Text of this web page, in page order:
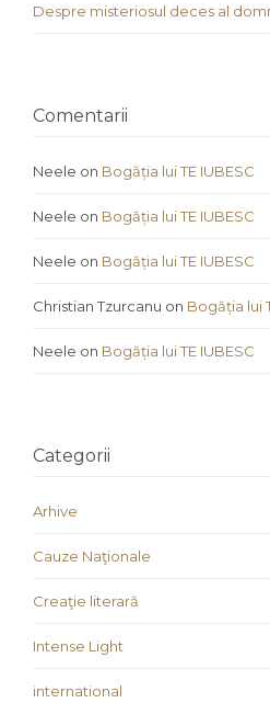
Despre misteriosul deces al
Comentarii
Neele on Bogăția lui TE IUBESC
Neele on Bogăția lui TE IUBESC
Neele on Bogăția lui TE IUBESC
Christian Tzurcanu on Bogăția lui
Neele on Bogăția lui TE IUBESC
Categorii
Arhive
Cauze Naţionale
Creaţie literară
Intense Light
international